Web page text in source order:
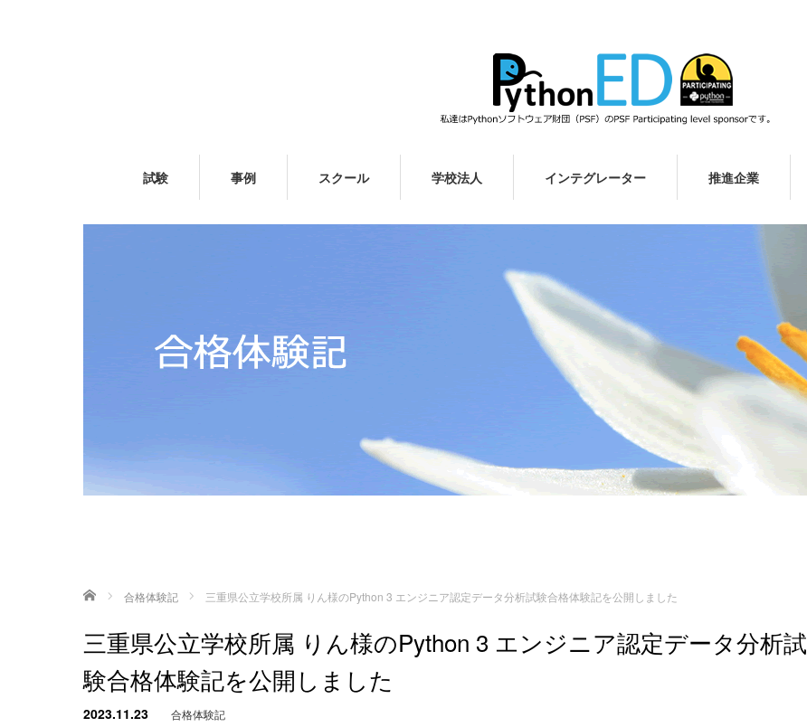
試験 事例 スクール 学校法人 インテグレーター 推進企業
ホーム 合格体験記 三重県公立学校所属 りん様のPython 3 エンジニア認定データ分析試験合格体験記を公開しました
三重県公立学校所属 りん様のPython 3 エンジニア認定データ分析試
験合格体験記を公開しました
2023.11.23 合格体験記